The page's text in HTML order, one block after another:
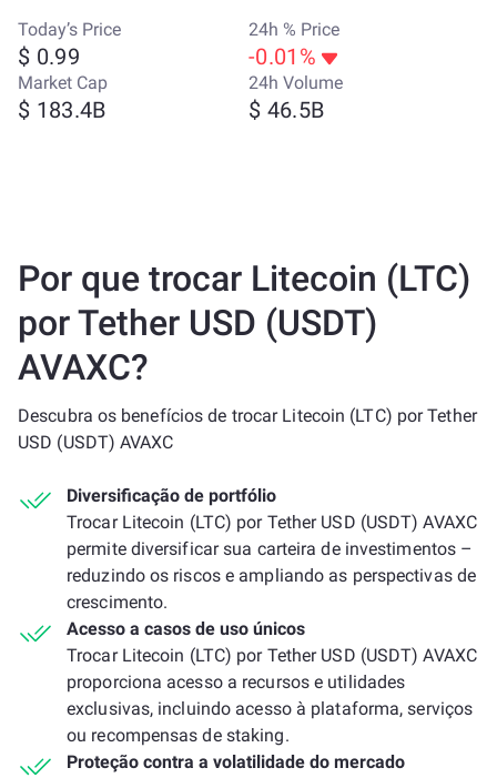
Today’s Price
$ 0.99
24h % Price
-0.01%
Market Cap
$ 183.4B
24h Volume
$ 46.5B
Por que trocar Litecoin (LTC)
por Tether USD (USDT)
AVAXC?
Descubra os benefícios de trocar Litecoin (LTC) por Tether
USD (USDT) AVAXC
Diversificação de portfólio
Trocar Litecoin (LTC) por Tether USD (USDT) AVAXC
permite diversificar sua carteira de investimentos –
reduzindo os riscos e ampliando as perspectivas de
crescimento.
Acesso a casos de uso únicos
Trocar Litecoin (LTC) por Tether USD (USDT) AVAXC
proporciona acesso a recursos e utilidades
exclusivas, incluindo acesso à plataforma, serviços
ou recompensas de staking.
Proteção contra a volatilidade do mercado